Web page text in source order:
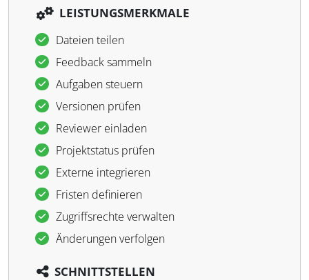
LEISTUNGSMERKMALE
Dateien teilen
Feedback sammeln
Aufgaben steuern
Versionen prüfen
Reviewer einladen
Projektstatus prüfen
Externe integrieren
Fristen definieren
Zugriffsrechte verwalten
Änderungen verfolgen
SCHNITTSTELLEN